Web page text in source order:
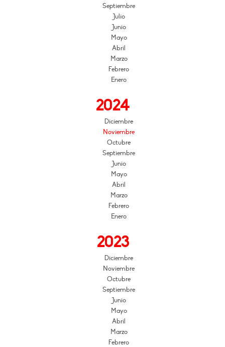
Septiembre
Julio
Junio
Mayo
Abril
Marzo
Febrero
Enero
2024
Diciembre
Noviembre
Octubre
Septiembre
Junio
Mayo
Abril
Marzo
Febrero
Enero
2023
Diciembre
Noviembre
Octubre
Septiembre
Junio
Mayo
Abril
Marzo
Febrero